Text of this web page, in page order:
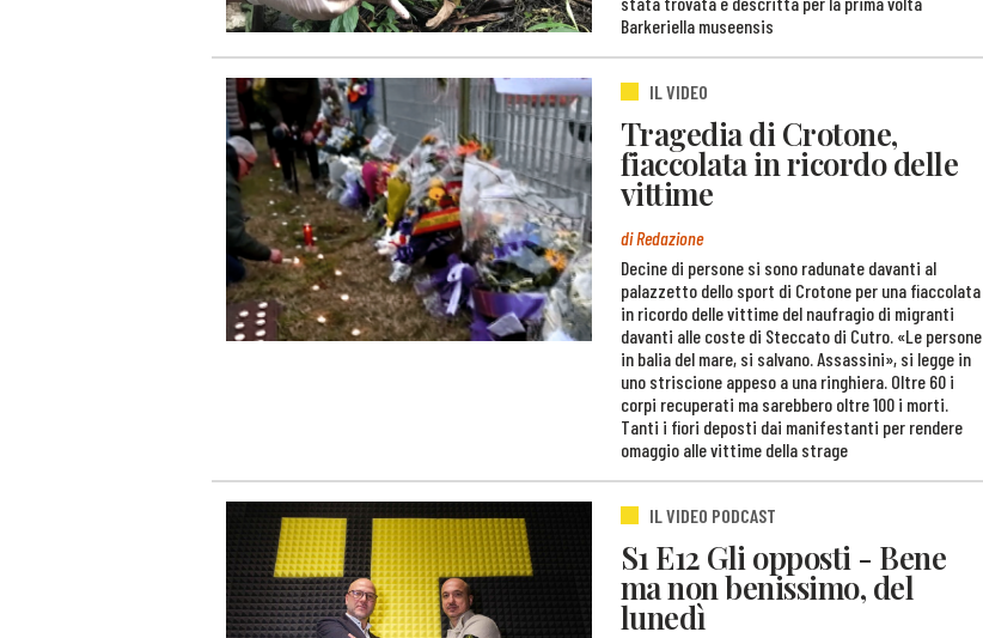
Barkeriella museensis
IL VIDEO
Tragedia di Crotone,
fiaccolata in ricordo delle
vittime
di Redazione
Decine di persone si sono radunate davanti al
palazzetto dello sport di Crotone per una fiaccolata
in ricordo delle vittime del naufragio di migranti
davanti alle coste di Steccato di Cutro. «Le persone
in balia del mare, si salvano. Assassini», si legge in
uno striscione appeso a una ringhiera. Oltre 60 i
corpi recuperati ma sarebbero oltre 100 i morti.
Tanti i fiori deposti dai manifestanti per rendere
omaggio alle vittime della strage
IL VIDEO PODCAST
S1 E12 Gli opposti - Bene
ma non benissimo, del
lunedì